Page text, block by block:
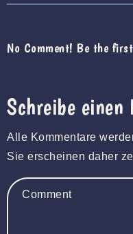
No Comment! Be the
Schreibe einen
Alle Kommentare
Sie erscheinen daher